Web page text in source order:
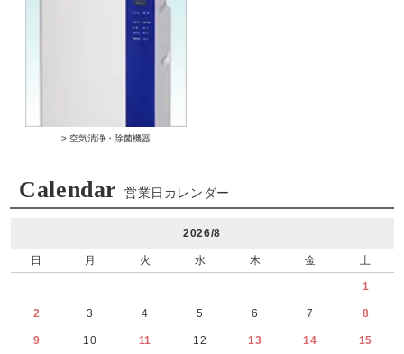
> 空気清浄・除菌機器
Calendar 営業日カレンダー
2026/8
日 月 火 水 木 金 土
1
2 3 4 5 6 7 8
9 10 11 12 13 14 15